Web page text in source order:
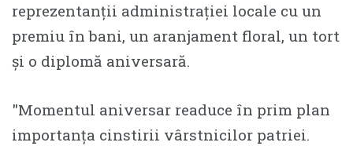
reprezentanții administrației locale cu un
premiu în bani, un aranjament floral, un tort
și o diplomă aniversară.
″Momentul aniversar readuce în prim plan
importanța cinstirii vârstnicilor patriei.